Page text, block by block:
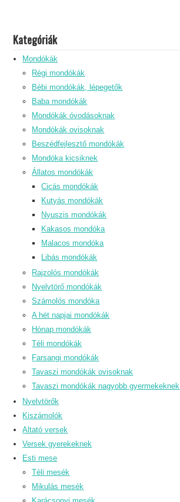
Kategóriák
Mondókák
Régi mondókák
Bébi mondókák, lépegetők
Baba mondókák
Mondókák óvodásoknak
Mondókák ovisoknak
Beszédfejlesztő mondókák
Mondóka kicsiknek
Állatos mondókák
Cicás mondókák
Kutyás mondókák
Nyuszis mondókák
Kakasos mondóka
Malacos mondóka
Libás mondókák
Rajzolós mondókák
Nyelvtörő mondókák
Számolós mondóka
A hét napjai mondókák
Hónap mondókák
Téli mondókák
Farsangi mondókák
Tavaszi mondókák ovisoknak
Tavaszi mondókák nagyobb gyermekeknek
Nyelvtörők
Kiszámolók
Altató versek
Versek gyerekeknek
Esti mese
Téli mesék
Mikulás mesék